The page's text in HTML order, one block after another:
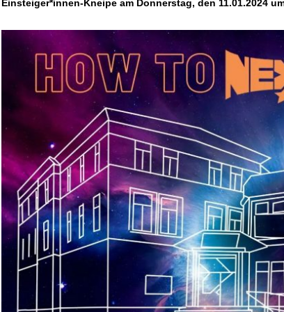
Einsteiger*innen-Kneipe am Donnerstag, den 11.01.2024